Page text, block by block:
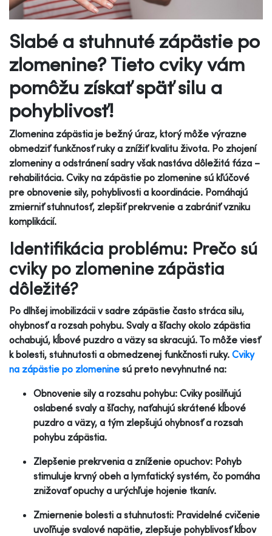
Slabé a stuhnuté zápästie po
zlomenine? Tieto cviky vám
pomôžu získať späť silu a
pohyblivosť!
Zlomenina zápästia je bežný úraz, ktorý môže výrazne
obmedziť funkčnosť ruky a znížiť kvalitu života. Po zhojení
zlomeniny a odstránení sadry však nastáva dôležitá fáza –
rehabilitácia. Cviky na zápästie po zlomenine sú kľúčové
pre obnovenie sily, pohyblivosti a koordinácie. Pomáhajú
zmierniť stuhnutosť, zlepšiť prekrvenie a zabrániť vzniku
komplikácií.
Identifikácia problému: Prečo sú
cviky po zlomenine zápästia
dôležité?
Po dlhšej imobilizácii v sadre zápästie často stráca silu,
ohybnosť a rozsah pohybu. Svaly a šľachy okolo zápästia
ochabujú, kĺbové puzdro a väzy sa skracujú. To môže viesť
k bolesti, stuhnutosti a obmedzenej funkčnosti ruky. Cviky
na zápästie po zlomenine sú preto nevyhnutné na:
Obnovenie sily a rozsahu pohybu: Cviky posilňujú
oslabené svaly a šľachy, naťahujú skrátené kĺbové
puzdro a väzy, a tým zlepšujú ohybnosť a rozsah
pohybu zápästia.
Zlepšenie prekrvenia a zníženie opuchov: Pohyb
stimuluje krvný obeh a lymfatický systém, čo pomáha
znižovať opuchy a urýchľuje hojenie tkanív.
Zmiernenie bolesti a stuhnutosti: Pravidelné cvičenie
uvoľňuje svalové napätie, zlepšuje pohyblivosť kĺbov